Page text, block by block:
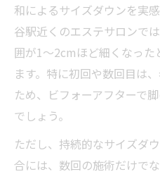
和によるサイズダウンを実
谷駅近くのエステサロンで
囲が1〜2cmほど細くなっ
ます。特に初回や数回目は
ため、ビフォーアフターで
でしょう。
ただし、持続的なサイズダ
合には、数回の施術だけで